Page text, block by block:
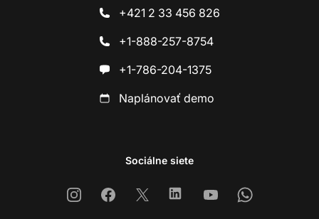
+421 2 33 456 826
+1-888-257-8754
+1-786-204-1375
Naplánovať demo
Sociálne siete
InstagramFacebook
X LinkedinYoutubeWhatsapp